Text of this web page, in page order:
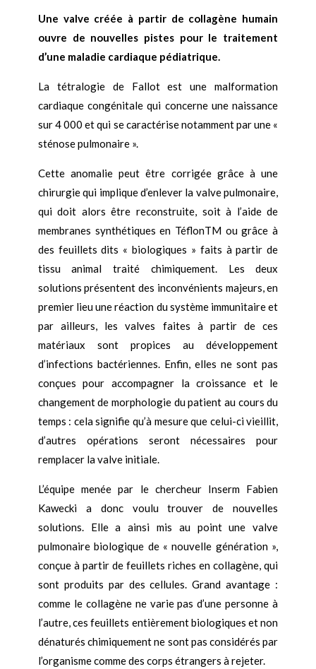
Une valve créée à partir de collagène humain
ouvre de nouvelles pistes pour le traitement
d’une maladie cardiaque pédiatrique.
La tétralogie de Fallot est une malformation
cardiaque congénitale qui concerne une naissance
sur 4 000 et qui se caractérise notamment par une «
sténose pulmonaire ».
Cette anomalie peut être corrigée grâce à une
chirurgie qui implique d’enlever la valve pulmonaire,
qui doit alors être reconstruite, soit à l’aide de
membranes synthétiques en TéflonTM ou grâce à
des feuillets dits « biologiques » faits à partir de
tissu animal traité chimiquement. Les deux
solutions présentent des inconvénients majeurs, en
premier lieu une réaction du système immunitaire et
par ailleurs, les valves faites à partir de ces
matériaux sont propices au développement
d’infections bactériennes. Enfin, elles ne sont pas
conçues pour accompagner la croissance et le
changement de morphologie du patient au cours du
temps : cela signifie qu’à mesure que celui-ci vieillit,
d’autres opérations seront nécessaires pour
remplacer la valve initiale.
L’équipe menée par le chercheur Inserm Fabien
Kawecki a donc voulu trouver de nouvelles
solutions. Elle a ainsi mis au point une valve
pulmonaire biologique de « nouvelle génération »,
conçue à partir de feuillets riches en collagène, qui
sont produits par des cellules. Grand avantage :
comme le collagène ne varie pas d’une personne à
l’autre, ces feuillets entièrement biologiques et non
dénaturés chimiquement ne sont pas considérés par
l’organisme comme des corps étrangers à rejeter.